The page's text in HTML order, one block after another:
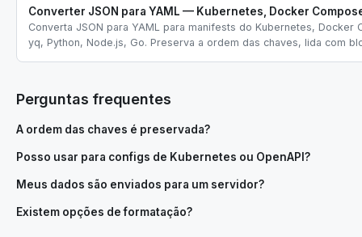
Converter JSON para YAML — Kubernetes, Docker
Converta JSON para YAML para manifests do Kubernetes,
yq, Python, Node.js, Go. Preserva a ordem das chaves, lida com
Perguntas frequentes
A ordem das chaves é preservada?
Posso usar para configs de Kubernetes ou OpenAPI?
Meus dados são enviados para um servidor?
Existem opções de formatação?